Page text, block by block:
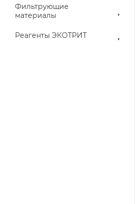
Фильтрующие
материалы
Реагенты ЭКОТРИТ